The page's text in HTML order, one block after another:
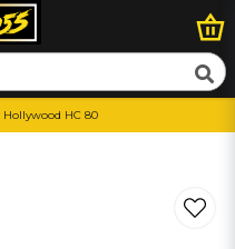
Hollywood HC 80